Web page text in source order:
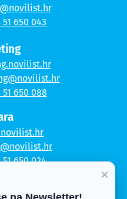
51 650 043
51 650 088
51 650 024
×